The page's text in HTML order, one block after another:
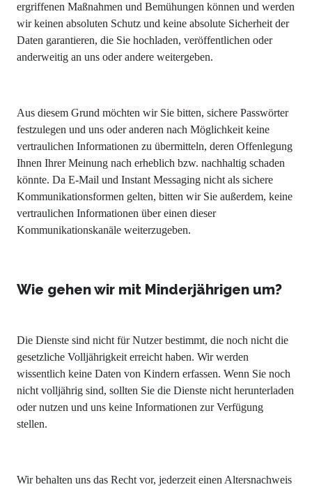
ergriffenen Maßnahmen und Bemühungen können und werden
wir keinen absoluten Schutz und keine absolute Sicherheit der
Daten garantieren, die Sie hochladen, veröffentlichen oder
anderweitig an uns oder andere weitergeben.
Aus diesem Grund möchten wir Sie bitten, sichere Passwörter
festzulegen und uns oder anderen nach Möglichkeit keine
vertraulichen Informationen zu übermitteln, deren Offenlegung
Ihnen Ihrer Meinung nach erheblich bzw. nachhaltig schaden
könnte. Da E-Mail und Instant Messaging nicht als sichere
Kommunikationsformen gelten, bitten wir Sie außerdem, keine
vertraulichen Informationen über einen dieser
Kommunikationskanäle weiterzugeben.
Wie gehen wir mit Minderjährigen um?
Die Dienste sind nicht für Nutzer bestimmt, die noch nicht die
gesetzliche Volljährigkeit erreicht haben. Wir werden
wissentlich keine Daten von Kindern erfassen. Wenn Sie noch
nicht volljährig sind, sollten Sie die Dienste nicht herunterladen
oder nutzen und uns keine Informationen zur Verfügung
stellen.
Wir behalten uns das Recht vor, jederzeit einen Altersnachweis